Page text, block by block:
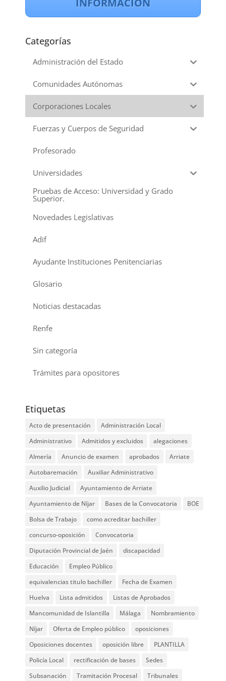
INFORMACIÓN
Categorías
Administración del Estado
Comunidades Autónomas
Corporaciones Locales
Fuerzas y Cuerpos de Seguridad
Profesorado
Universidades
Pruebas de Acceso: Universidad y Grado
Superior.
Novedades Legislativas
Adif
Ayudante Instituciones Penitenciarias
Glosario
Noticias destacadas
Renfe
Sin categoría
Trámites para opositores
Etiquetas
Acto de presentación
Administración Local
Administrativo
Admitidos y excluidos
alegaciones
Almería
Anuncio de examen aprobados
Arriate
Autobaremación
Auxiliar Administrativo
Auxilio Judicial
Ayuntamiento de Arriate
Ayuntamiento de Níjar
Bases de la Convocatoria
BOE
Bolsa de Trabajo
como acreditar bachiller
concurso-oposición
Convocatoria
Diputación Provincial de Jaén
discapacidad
Educación
Empleo Público
equivalencias titulo bachiller
Fecha de Examen
Huelva
Lista admitidos
Listas de Aprobados
Mancomunidad de Islantilla
Málaga
Nombramiento
Níjar
Oferta de Empleo público
oposiciones
Oposiciones docentes
oposición libre
PLANTILLA
Policía Local
rectificación de bases
Sedes
Subsanación
Tramitación Procesal
Tribunales